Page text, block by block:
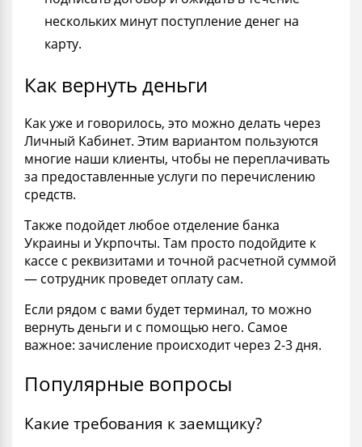
нескольких минут поступление денег на
карту.
Как вернуть деньги
Как уже и говорилось, это можно делать через
Личный Кабинет. Этим вариантом пользуются
многие наши клиенты, чтобы не переплачивать
за предоставленные услуги по перечислению
средств.
Также подойдет любое отделение банка
Украины и Укрпочты. Там просто подойдите к
кассе с реквизитами и точной расчетной суммой
— сотрудник проведет оплату сам.
Если рядом с вами будет терминал, то можно
вернуть деньги и с помощью него. Самое
важное: зачисление происходит через 2-3 дня.
Популярные вопросы
Какие требования к заемщику?